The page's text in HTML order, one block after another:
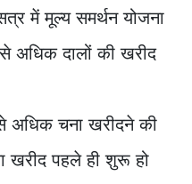
में मूल्य समर्थन योजना
दालों की खरीद
अधिक चना खरीदने की
खरीद पहले ही शुरू हो